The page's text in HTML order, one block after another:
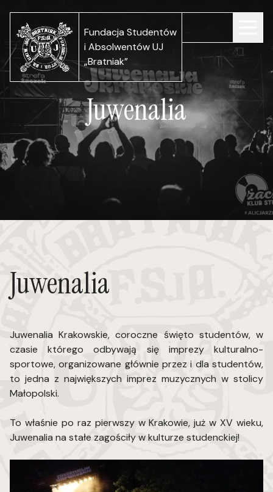
Fundacja Studentów
i Absolwentów UJ
„Bratniak”
Juwenalia
Juwenalia
Juwenalia Krakowskie, coroczne święto studentów, w
czasie którego odbywają się imprezy kulturalno-
sportowe, organizowane głównie przez i dla studentów,
to jedna z największych imprez muzycznych w stolicy
Małopolski.
To właśnie po raz pierwszy w Krakowie, już w XV wieku,
Juwenalia na stałe zagościły w kulturze studenckiej!